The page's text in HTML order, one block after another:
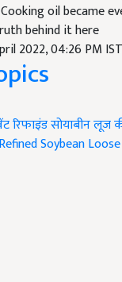
Cooking oil became
behind it here
2022, 04:26 PM IST
रिफाइंडसोयाबीन लूज
Soybean